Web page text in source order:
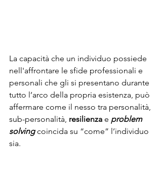
La capacità che un individuo possiede
nell'affrontare le sfide professionali e
personali che gli si presentano durante
tutto l’arco della propria esistenza, può
affermare come il nesso tra personalità,
sub-personalità, resilienza e problem
solving coincida su “come” l’individuo
sia.